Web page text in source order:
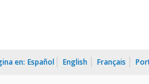
en: Español English Français